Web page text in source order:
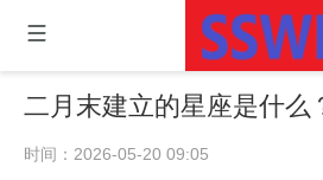
二月末建立的星座是什么
时间：2026-05-20 09:05